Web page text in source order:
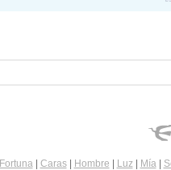
Fortuna| Caras| Hombre Luz| Mía|